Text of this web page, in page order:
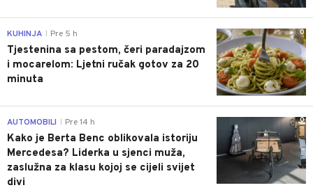
0
KUHINJA Pre 5 h
Tjestenina sa pestom, čeri paradajzom
i mocarelom: Ljetni ručak gotov za 20
minuta
0
AUTOMOBILI Pre 14 h
Kako je Berta Benc oblikovala istoriju
Mercedesa? Liderka u sjenci muža,
zaslužna za klasu kojoj se cijeli svijet
divi